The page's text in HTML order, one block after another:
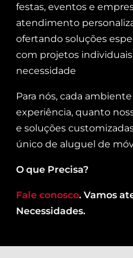
festas, eventos e
atendimento
ofertando soluções
com projetos
necessidade
Para nós, cada
experiência, quanto
e soluções
único de aluguel de
O que Precisa?
Fale conosco. Vamos
Necessidades.